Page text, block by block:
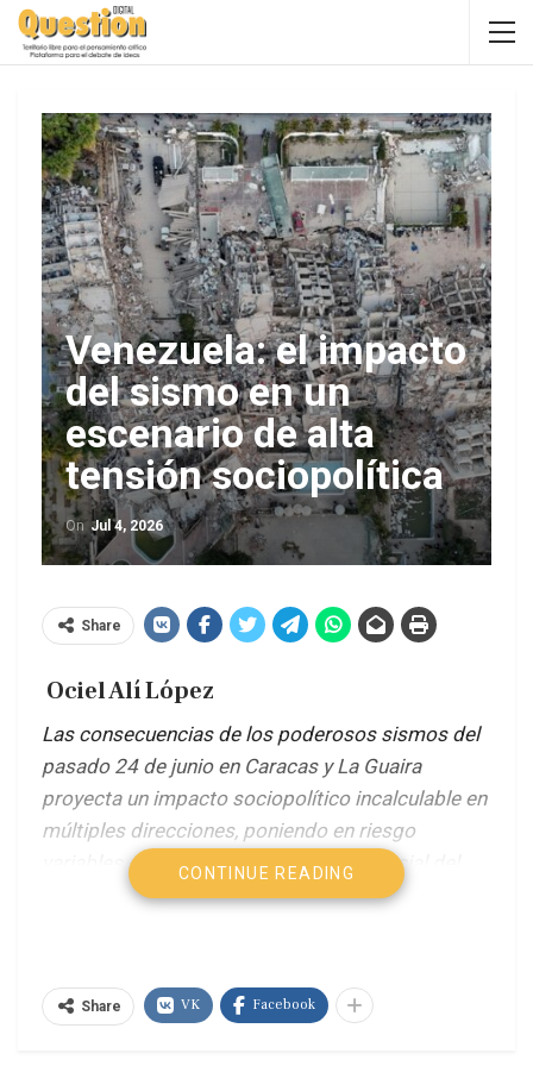
Venezuela: el impacto
del sismo en un
escenario de alta
tensión sociopolítica
On Jul 4, 2026
Share
Ociel Alí López
Las consecuencias de los poderosos sismos del
pasado 24 de junio en Caracas y La Guaira
proyecta un impacto sociopolítico incalculable en
múltiples direcciones, poniendo en riesgo
variables críticas de la vida política y social del
Venezuela, que ya era suficiente con la cadena de
acontecimientos que han puesto en vilo la
CONTINUE READING
Share VK Facebook